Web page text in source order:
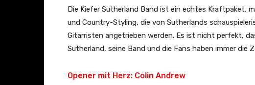
Die Kiefer Sutherland Band ist ein echtes Kraftpaket,
und Country-Styling, die von Sutherlands
Gitarristen angetrieben werden. Es ist nicht perfekt,
Sutherland, seine Band und die Fans haben immer die
Opener mit Herz: Colin Andrew